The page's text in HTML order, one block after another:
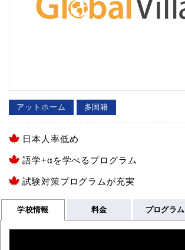
アットホーム 多国籍
日本人率低め
語学+αを学べるプログラム
試験対策プログラムが充実
学校情報 料金 プログラム